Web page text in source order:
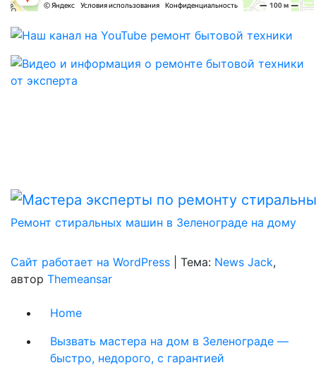
Ремонт стиральных машин в Зеленограде на дому
Сайт работает на WordPress Тема: News Jack,
автор Themeansar
Home
Вызвать мастера на дом в Зеленограде —
быстро, недорого, с гарантией